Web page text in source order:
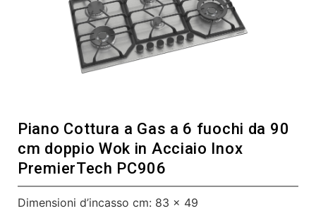
Piano Cottura a Gas a 6 fuochi da 90
cm doppio Wok in Acciaio Inox
PremierTech PC906
Dimensioni d’incasso cm: 83 x 49